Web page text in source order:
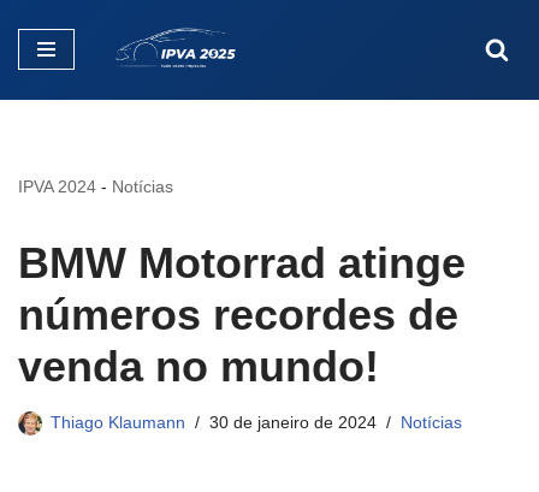
Pular
IPVA 2024 - Notícias
BMW Motorrad atinge
números recordes de
venda no mundo!
Thiago Klaumann 30 de janeiro de 2024 Notícias